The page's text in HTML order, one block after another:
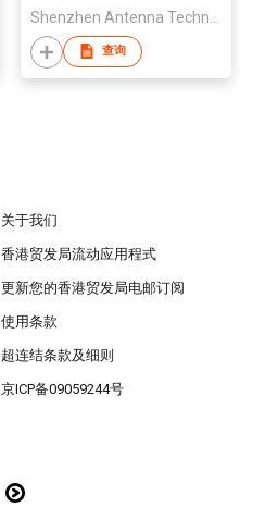
查询
关于我们
香港贸发局流动应用程式
更新您的香港贸发局电邮订阅
使用条款
超连结条款及细则
京ICP备09059244号